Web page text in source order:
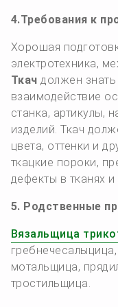
4.Требования к
Хорошая
электротехника,
Ткач должен знать
взаимодействие
станка, артикулы,
изделий. Ткач
цвета, оттенки и
ткацкие пороки,
дефекты в тканях и
5. Родственные
Вязальщица
мотальщица,
тростильщица.